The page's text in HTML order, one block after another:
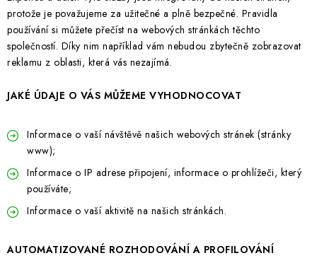
protože je považujeme za užitečné a plně bezpečné. Pravidla
používání si můžete přečíst na webových stránkách těchto
společností. Díky nim například vám nebudou zbytečně zobrazovat
reklamu z oblasti, která vás nezajímá.
JAKÉ ÚDAJE O VÁS MŮŽEME VYHODNOCOVAT
Informace o vaší návštěvě našich webových stránek (stránky
www);
Informace o IP adrese připojení, informace o prohlížeči, který
používáte;
Informace o vaší aktivitě na našich stránkách.
AUTOMATIZOVANÉ ROZHODOVÁNÍ A PROFILOVÁNÍ